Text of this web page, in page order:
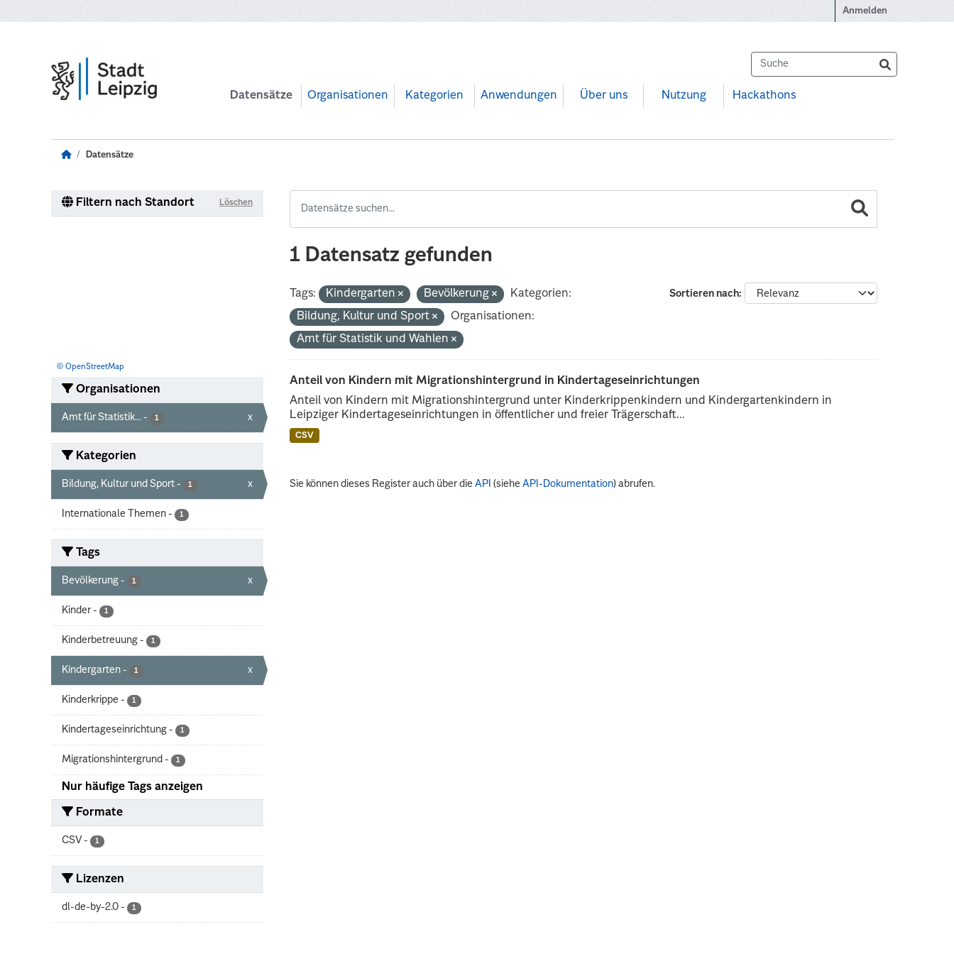
Anmelden
Datensätze Organisationen Kategorien Anwendungen Über uns Nutzung Hackathons
Datensätze
Filtern nach Standort Löschen
© OpenStreetMap
Organisationen
Amt für Statistik... - 1 x
Kategorien
Bildung, Kultur und Sport - 1 x
Internationale Themen - 1
Tags
Bevölkerung - 1 x
Kinder - 1
Kinderbetreuung - 1
Kindergarten - 1 x
Kinderkrippe - 1
Kindertageseinrichtung - 1
Migrationshintergrund - 1
Nur häufige Tags anzeigen
Formate
CSV - 1
Lizenzen
dl-de-by-2.0 - 1
1 Datensatz gefunden
Sortieren nach
Tags: Kindergarten Bevölkerung
Kategorien:
Bildung, Kultur und Sport
Organisationen:
Amt für Statistik und Wahlen
Anteil von Kindern mit Migrationshintergrund in Kindertageseinrichtungen
Anteil von Kindern mit Migrationshintergrund unter Kinderkrippenkindern und Kindergartenkindern in
Leipziger Kindertageseinrichtungen in öffentlicher und freier Trägerschaft...
CSV
Sie können dieses Register auch über dieAPI (sieheAPI-Dokumentation) abrufen.